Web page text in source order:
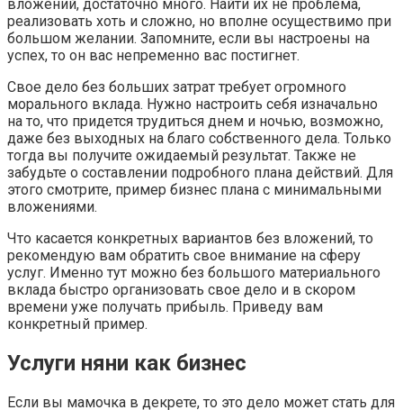
вложений, достаточно много. Найти их не проблема,
реализовать хоть и сложно, но вполне осуществимо при
большом желании. Запомните, если вы настроены на
успех, то он вас непременно вас постигнет.
Свое дело без больших затрат требует огромного
морального вклада. Нужно настроить себя изначально
на то, что придется трудиться днем и ночью, возможно,
даже без выходных на благо собственного дела. Только
тогда вы получите ожидаемый результат. Также не
забудьте о составлении подробного плана действий. Для
этого смотрите, пример бизнес плана с минимальными
вложениями.
Что касается конкретных вариантов без вложений, то
рекомендую вам обратить свое внимание на сферу
услуг. Именно тут можно без большого материального
вклада быстро организовать свое дело и в скором
времени уже получать прибыль. Приведу вам
конкретный пример.
Услуги няни как бизнес
Если вы мамочка в декрете, то это дело может стать для